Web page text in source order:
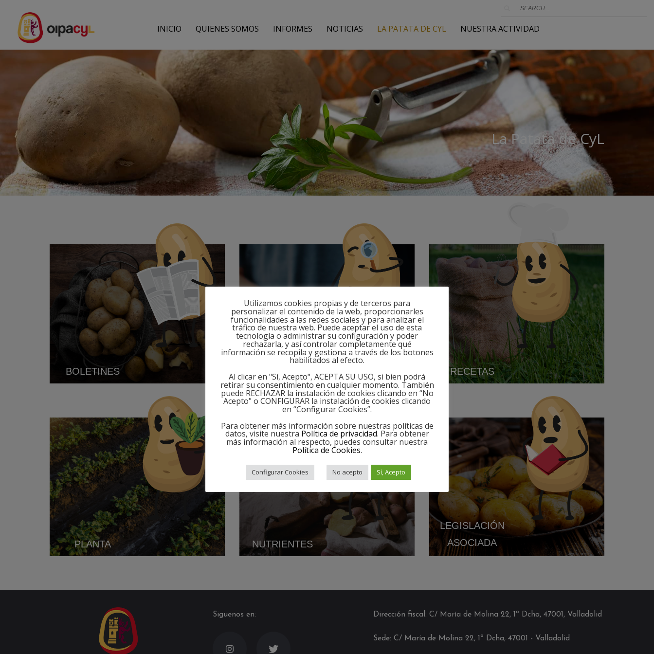
INICIO QUIENES SOMOS INFORMES NOTICIAS LA PATATA DE CYL NUESTRA ACTIVIDAD
La Patata de CyL
BOLETINES HISTORIA RECETAS
PLANTA NUTRIENTES
LEGISLACIÓN
ASOCIADA
Siguenos en: Dirección fiscal: C/ María de Molina 22, 1º Dcha, 47001, Valladolid
Sede: C/ María de Molina 22, 1º Dcha, 4700 - Valladolid
Utilizamos cookies propias y de terceros para
personalizar el contenido de la web, proporcionarles
funcionalidades a las redes sociales y para analizar el
tráfico de nuestra web. Puede aceptar el uso de esta
tecnología o administrar su configuración y poder
rechazarla, y así controlar completamente qué
información se recopila y gestiona a través de los botones
habilitados al efecto.
Al clicar en "Sí, Acepto", ACEPTA SU USO, si bien podrá
retirar su consentimiento en cualquier momento. También
puede RECHAZAR la instalación de cookies clicando en “No
Acepto" o CONFIGURAR la instalación de cookies clicando
en “Configurar Cookies”.
Para obtener más información sobre nuestras políticas de
datos, visite nuestra Política de privacidad. Para obtener
más información al respecto, puedes consultar nuestra
Política de Cookies.
Configurar Cookies No acepto Sí, Acepto